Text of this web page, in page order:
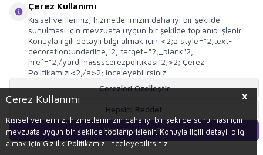
X
Çerez Kullanımı
Kişisel verileriniz, hizmetlerimizin daha iyi bir şekilde sunulması için
mevzuata uygun bir şekilde toplanıp işlenir. Konuyla ilgili detaylı bilgi
almak için Gizlilik Politikamızı inceleyebilirsiniz.
Sepete Ekle
E-TicaretSistemleriyle Hazırlanmıştır.
Çerez Kullanımı
Kişisel verileriniz, hizmetlerimizin daha iyi bir şekilde
sunulması için mevzuata uygun bir şekilde toplanıp işlenir.
Konuyla ilgili detaylı bilgi almak için <2;a style="2;text-
decoration:underline;"2; target="2;_blank"2;
href="2;/yardim#ssscerezpolitikasi"2;>2; Çerez
Politikamızı<2;/a>2; inceleyebilirsiniz.
Çerezleri Özelleştir
Hepsini Reddet
Hepsini Kabul Et